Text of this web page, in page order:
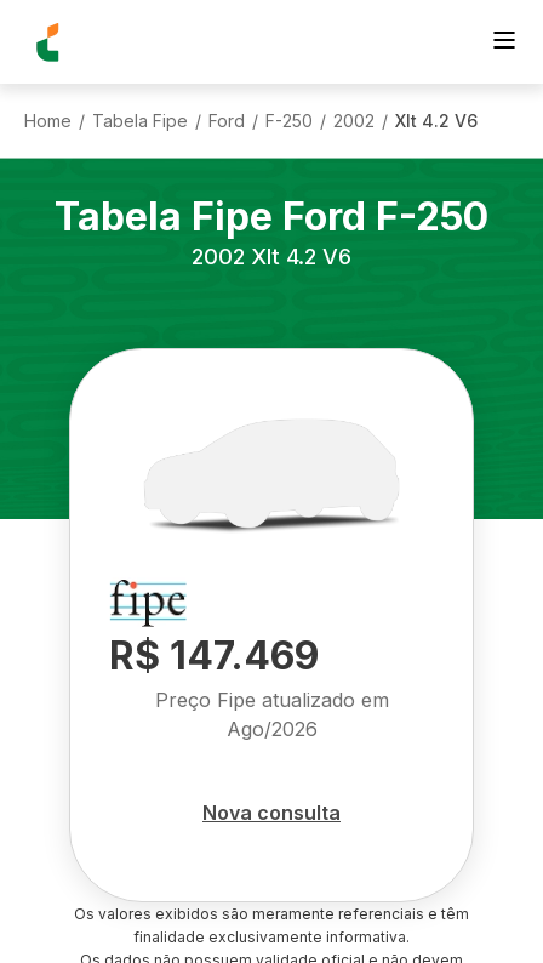
Home / Tabela Fipe / Ford / F-250 / 2002 / Xlt 4.2 V6
Tabela Fipe Ford F-250
2002 Xlt 4.2 V6
R$ 147.469
Preço Fipe atualizado em
Ago/2026
Nova consulta
Os valores exibidos são meramente referenciais e têm
finalidade exclusivamente informativa.